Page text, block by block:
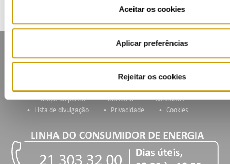
Aceitar os cookies
Aplicar preferências
Rejeitar os cookies
Mapa do portal Glossário
Contactos
Lista de divulgação
Privacidade Cookies